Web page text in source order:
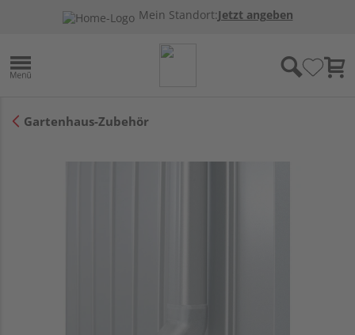
Mein Standort:Jetzt angeben
Gartenhaus-Zubehör